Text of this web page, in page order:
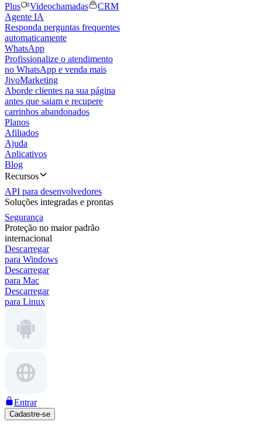
Plus
Videochamadas
CRM
Agente IA
Responda perguntas frequentes
automaticamente
WhatsApp
Profissionalize o atendimento
no WhatsApp e venda mais
JivoMarketing
Aborde clientes na sua página
antes que saiam e recupere
carrinhos abandonados
Planos
Afiliados
Ajuda
Aplicativos
Blog
Recursos
API para desenvolvedores
Soluções integradas e prontas
Segurança
Proteção no maior padrão
internacional
Descarregar
para Windows
Descarregar
para Mac
Descarregar
para Linux
Entrar
Cadastre-se